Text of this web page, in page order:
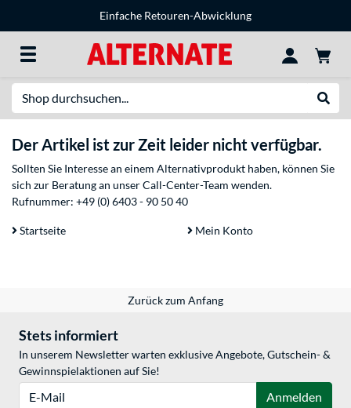
Einfache Retouren-Abwicklung
Der Artikel ist zur Zeit leider nicht verfügbar.
Sollten Sie Interesse an einem Alternativprodukt haben, können Sie
sich zur Beratung an unser Call-Center-Team wenden.
Rufnummer: +49 (0) 6403 - 90 50 40
Startseite Mein Konto
Zurück zum Anfang
Stets informiert
In unserem Newsletter warten exklusive Angebote, Gutschein- &
Gewinnspielaktionen auf Sie!
Anmelden